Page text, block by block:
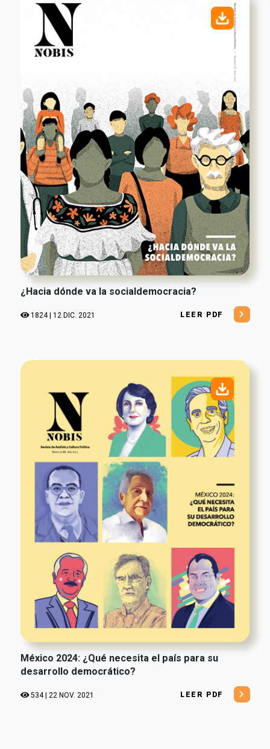
¿Hacia dónde va la socialdemocracia?
1824 | 12 DIC. 2021 LEER PDF
México 2024: ¿Qué necesita el país para su
desarrollo democrático?
534 | 22 NOV. 2021 LEER PDF